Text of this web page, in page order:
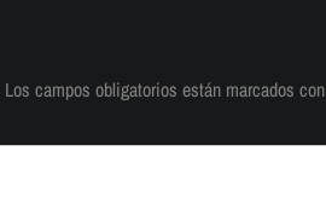
Los campos obligatorios están marcados con